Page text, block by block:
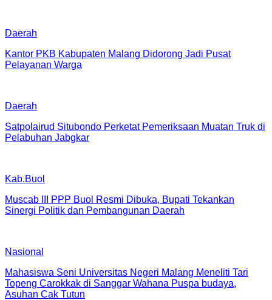
Daerah
Kantor PKB Kabupaten Malang Didorong Jadi Pusat
Pelayanan Warga
Daerah
Satpolairud Situbondo Perketat Pemeriksaan Muatan Truk di
Pelabuhan Jabgkar
Kab.Buol
Muscab III PPP Buol Resmi Dibuka, Bupati Tekankan
Sinergi Politik dan Pembangunan Daerah
Nasional
Mahasiswa Seni Universitas Negeri Malang Meneliti Tari
Topeng Carokkak di Sanggar Wahana Puspa budaya,
Asuhan Cak Tutun